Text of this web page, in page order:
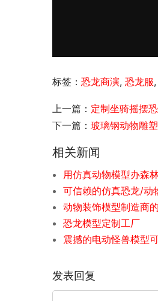
标签： 恐龙商演, 恐龙服,
上一篇： 定制坐骑摇摆
下一篇： 玻璃钢动物雕
相关新闻
用仿真动物模型办森
可信赖的仿真恐龙/动
动物装饰模型制造商
恐龙模型定制工厂
震撼的电动怪兽模型
发表回复